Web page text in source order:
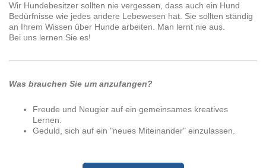
Wir Hundebesitzer sollten nie vergessen, dass auch ein Hund
Bedürfnisse wie jedes andere Lebewesen hat. Sie sollten ständig
an Ihrem Wissen über Hunde arbeiten. Man lernt nie aus.
Bei uns lernen Sie es!
Was brauchen Sie um anzufangen?
Freude und Neugier auf ein gemeinsames kreatives
Lernen.
Geduld, sich auf ein "neues Miteinander" einzulassen.